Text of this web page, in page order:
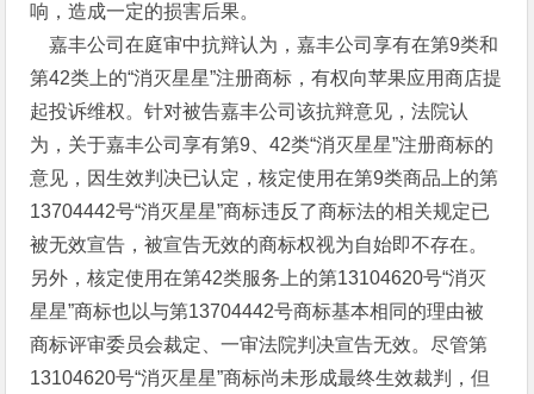
响，造成一定的损害后果。
嘉丰公司在庭审中抗辩认为，嘉丰公司享有在第9类和
第42类上的“消灭星星”注册商标，有权向苹果应用商店提
起投诉维权。针对被告嘉丰公司该抗辩意见，法院认
为，关于嘉丰公司享有第9、42类“消灭星星”注册商标的
意见，因生效判决已认定，核定使用在第9类商品上的第
13704442号“消灭星星”商标违反了商标法的相关规定已
被无效宣告，被宣告无效的商标权视为自始即不存在。
另外，核定使用在第42类服务上的第13104620号“消灭
星星”商标也以与第13704442号商标基本相同的理由被
商标评审委员会裁定、一审法院判决宣告无效。尽管第
13104620号“消灭星星”商标尚未形成最终生效裁判，但